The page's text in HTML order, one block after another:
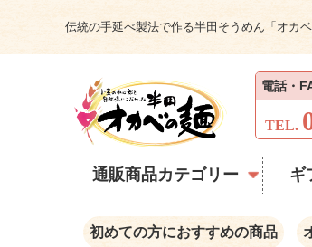
伝統の手延べ製法で作る半田そうめん「オカベ
電話・
TEL.
通販商品カテゴリー ギ
初めての方におすすめの商品